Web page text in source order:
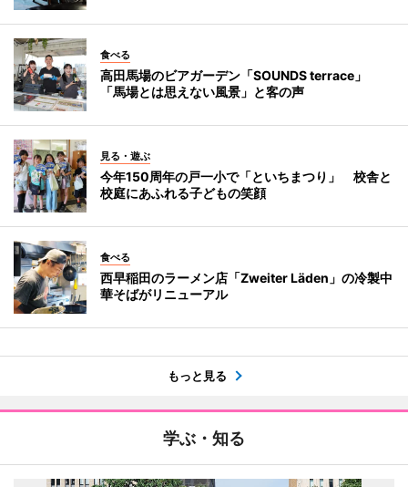
食べる
高田馬場のビアガーデン「SOUNDS terrace」
「馬場とは思えない風景」と客の声
見る・遊ぶ
今年150周年の戸一小で「といちまつり」 校舎と
校庭にあふれる子どもの笑顔
食べる
西早稲田のラーメン店「Zweiter Läden」の冷製中
華そばがリニューアル
もっと見る
学ぶ・知る